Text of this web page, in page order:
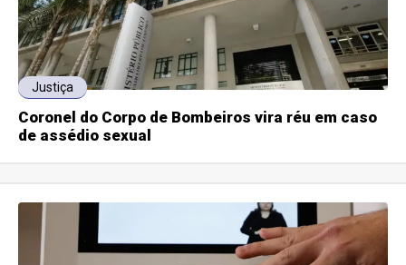
Justiça
Coronel do Corpo de Bombeiros vira réu em caso
de assédio sexual